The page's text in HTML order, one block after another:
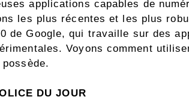
applications capables de
les plus récentes et les plus
de Google, qui travaille sur des
Voyons comment
DU JOUR